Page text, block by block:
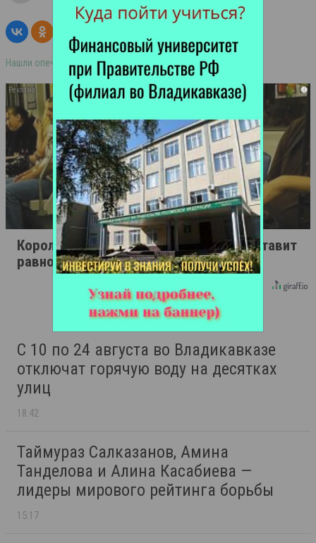
Нашли опечатку в тексте? Выделите её и нажмите ctrl+enter
i
Королева вагона отожгла! Видео не оставит
равнодушным
С 10 по 24 августа во Владикавказе
отключат горячую воду на десятках
улиц
18:42
Таймураз Салказанов, Амина
Танделова и Алина Касабиева —
лидеры мирового рейтинга борьбы
15:17